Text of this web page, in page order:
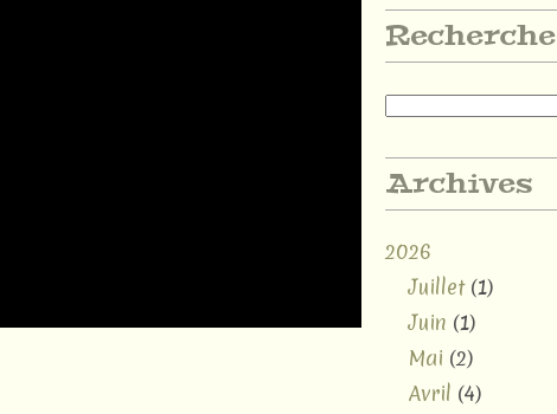
Recherche
Archives
2026
Juillet(1)
Juin (1)
Mai (2)
Avril (4)